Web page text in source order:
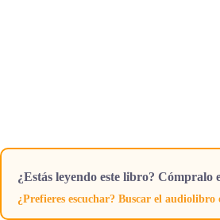
¿Estás leyendo este libro?
¿Prefieres escuchar? Buscar el audiolibro